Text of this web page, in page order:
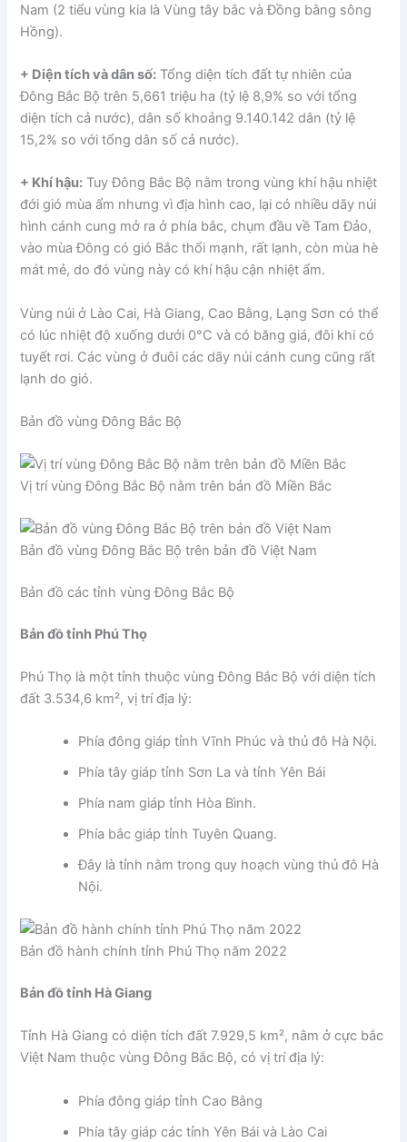
Nam (2 tiểu vùng kia là Vùng tây bắc và Đồng bằng sông
Hồng).
+ Diện tích và dân số: Tổng diện tích đất tự nhiên của
Đông Bắc Bộ trên 5,661 triệu ha (tỷ lệ 8,9% so với tổng
diện tích cả nước), dân số khoảng 9.140.142 dân (tỷ lệ
15,2% so với tổng dân số cả nước).
+ Khí hậu: Tuy Đông Bắc Bộ nằm trong vùng khí hậu nhiệt
đới gió mùa ẩm nhưng vì địa hình cao, lại có nhiều dãy núi
hình cánh cung mở ra ở phía bắc, chụm đầu về Tam Đảo,
vào mùa Đông có gió Bắc thổi mạnh, rất lạnh, còn mùa hè
mát mẻ, do đó vùng này có khí hậu cận nhiệt ẩm.
Vùng núi ở Lào Cai, Hà Giang, Cao Bằng, Lạng Sơn có thể
có lúc nhiệt độ xuống dưới 0°C và có băng giá, đôi khi có
tuyết rơi. Các vùng ở đuôi các dãy núi cánh cung cũng rất
lạnh do gió.
Bản đồ vùng Đông Bắc Bộ
Vị trí vùng Đông Bắc Bộ nằm trên bản đồ Miền Bắc
Bản đồ vùng Đông Bắc Bộ trên bản đồ Việt Nam
Bản đồ các tỉnh vùng Đông Bắc Bộ
Bản đồ tỉnh Phú Thọ
Phú Thọ là một tỉnh thuộc vùng Đông Bắc Bộ với diện tích
đất 3.534,6 km², vị trí địa lý:
Phía đông giáp tỉnh Vĩnh Phúc và thủ đô Hà Nội.
Phía tây giáp tỉnh Sơn La và tỉnh Yên Bái
Phía nam giáp tỉnh Hòa Bình.
Phía bắc giáp tỉnh Tuyên Quang.
Đây là tỉnh nằm trong quy hoạch vùng thủ đô Hà
Nội.
Bản đồ hành chính tỉnh Phú Thọ năm 2022
Bản đồ tỉnh Hà Giang
Tỉnh Hà Giang có diện tích đất 7.929,5 km², nằm ở cực bắc
Việt Nam thuộc vùng Đông Bắc Bộ, có vị trí địa lý:
Phía đông giáp tỉnh Cao Bằng
Phía tây giáp các tỉnh Yên Bái và Lào Cai